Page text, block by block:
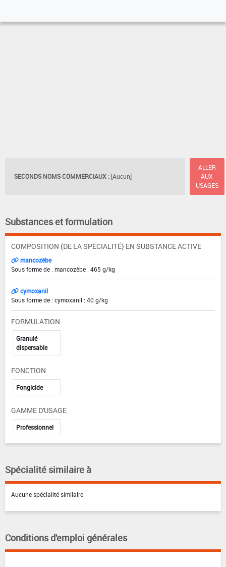
SECONDS NOMS COMMERCIAUX : [Aucun]
ALLER
AUX
USAGES
Substances et formulation
COMPOSITION (DE LA SPÉCIALITÉ) EN SUBSTANCE ACTIVE
mancozèbe
Sous forme de : mancozèbe : 465 g/kg
cymoxanil
Sous forme de : cymoxanil : 40 g/kg
FORMULATION
Granulé
dispersable
FONCTION
Fongicide
GAMME D'USAGE
Professionnel
Spécialité similaire à
Aucune spécialité similaire
Conditions d'emploi générales